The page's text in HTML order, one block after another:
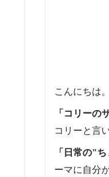
こんにちは。
「コリーの
コリーと言
「日常の"
ーマに自分